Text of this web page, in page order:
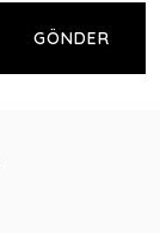
GÖNDER